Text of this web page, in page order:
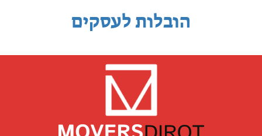
הובלות לעסקים